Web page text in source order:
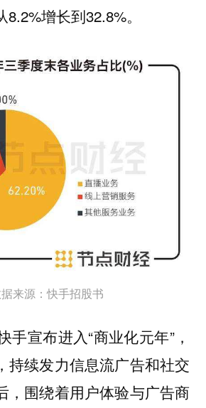
增长到32.8%。
来源：快手招股书
手宣布进入“商业化元年”，
持续发力信息流广告和社交
，围绕着用户体验与广告商